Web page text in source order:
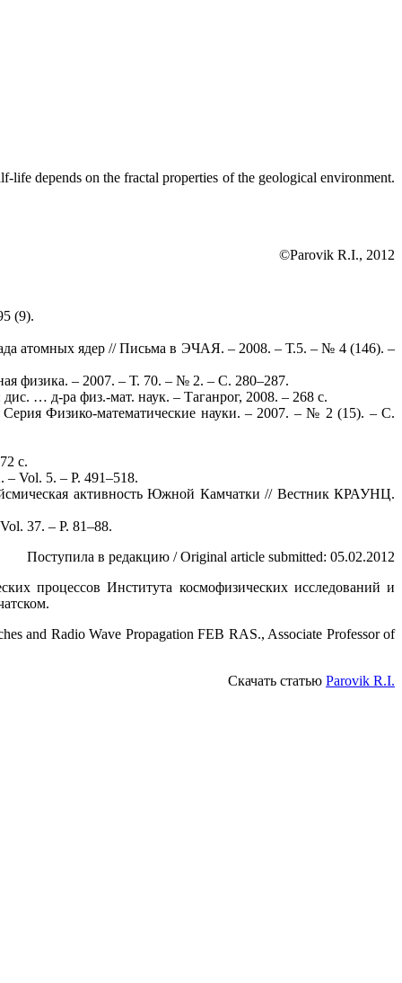
life depends on the fractal properties of the geological environment.
©Parovik R.I., 2012
(9).
атомных ядер // Письма в ЭЧАЯ. – 2008. – Т.5. – № 4 (146). –
физика. – 2007. – Т. 70. – № 2. – С. 280–287.
… д-ра физ.-мат. наук. – Таганрог, 2008. – 268 с.
Физико-математические науки. – 2007. – № 2 (15). – С.
с.
Vol. 5. – P. 491–518.
активность Южной Камчатки // Вестник КРАУНЦ.
37. – P. 81–88.
Поступила в редакцию / Original article submitted: 05.02.2012
процессов Института космофизических исследований и
and Radio Wave Propagation FEB RAS., Associate Professor of
Скачать статью Parovik R.I.